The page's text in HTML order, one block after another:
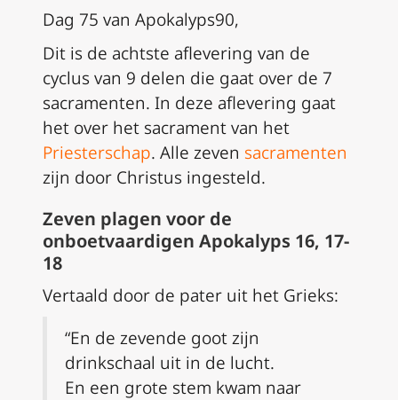
Dag 75 van Apokalyps90,
Dit is de achtste aflevering van de
cyclus van 9 delen die gaat over de 7
sacramenten. In deze aflevering gaat
het over het sacrament van het
Priesterschap. Alle zeven sacramenten
zijn door Christus ingesteld.
Zeven plagen voor de
onboetvaardigen Apokalyps 16, 17-
18
Vertaald door de pater uit het Grieks:
“En de zevende goot zijn
drinkschaal uit in de lucht.
En een grote stem kwam naar